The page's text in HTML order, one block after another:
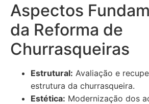
Aspectos
da Reforma de
Churrasqueiras
Estrutural: Avaliação e
estrutura da churrasqueira.
Estética: Modernização dos